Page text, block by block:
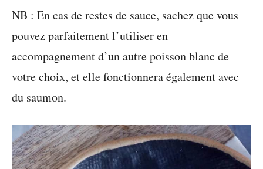
NB : En cas de restes de sauce, sachez que vous
pouvez parfaitement l’utiliser en
accompagnement d’un autre poisson blanc de
votre choix, et elle fonctionnera également avec
du saumon.